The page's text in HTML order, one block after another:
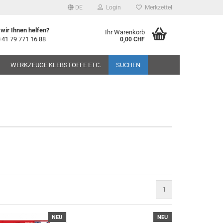
DE Login Merkzettel
Ihnen helfen?
79 771 16 88
Ihr Warenkorb
0,00 CHF
WERKZEUGE KLEBSTOFFE ETC. SUCHEN
1
NEU NEU